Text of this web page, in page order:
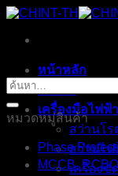
ข้าม
เนื้อหาหน้าหลัก
ร้านค้า
เครื่องมือไฟฟ้า
สว่านโร
สว่านไฟ
เครื่องขั
ค้นหา:
หมวดหมู่สินค้า
Phase
MCCB,